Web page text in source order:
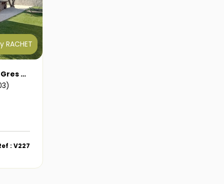
RACHET
Maison Saint Etienne Du Gres 4 pièce(s) 119 m2 jardin, bassin
: V227